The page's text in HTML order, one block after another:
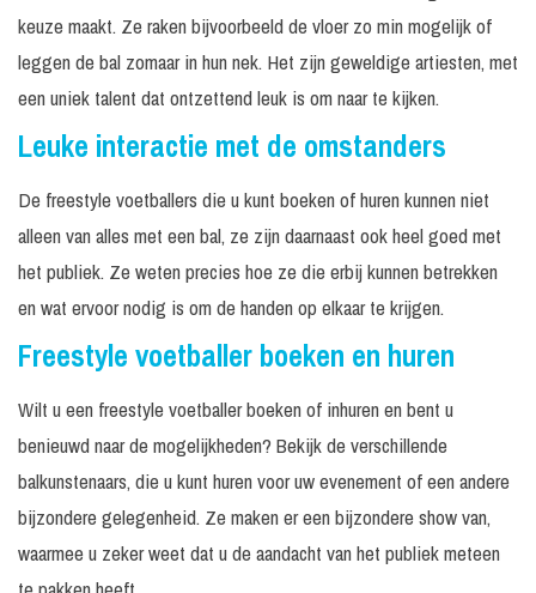
keuze maakt. Ze raken bijvoorbeeld de vloer zo min mogelijk of
leggen de bal zomaar in hun nek. Het zijn geweldige artiesten, met
een uniek talent dat ontzettend leuk is om naar te kijken.
Leuke interactie met de omstanders
De freestyle voetballers die u kunt boeken of huren kunnen niet
alleen van alles met een bal, ze zijn daarnaast ook heel goed met
het publiek. Ze weten precies hoe ze die erbij kunnen betrekken
en wat ervoor nodig is om de handen op elkaar te krijgen.
Freestyle voetballer boeken en huren
Wilt u een freestyle voetballer boeken of inhuren en bent u
benieuwd naar de mogelijkheden? Bekijk de verschillende
balkunstenaars, die u kunt huren voor uw evenement of een andere
bijzondere gelegenheid. Ze maken er een bijzondere show van,
waarmee u zeker weet dat u de aandacht van het publiek meteen